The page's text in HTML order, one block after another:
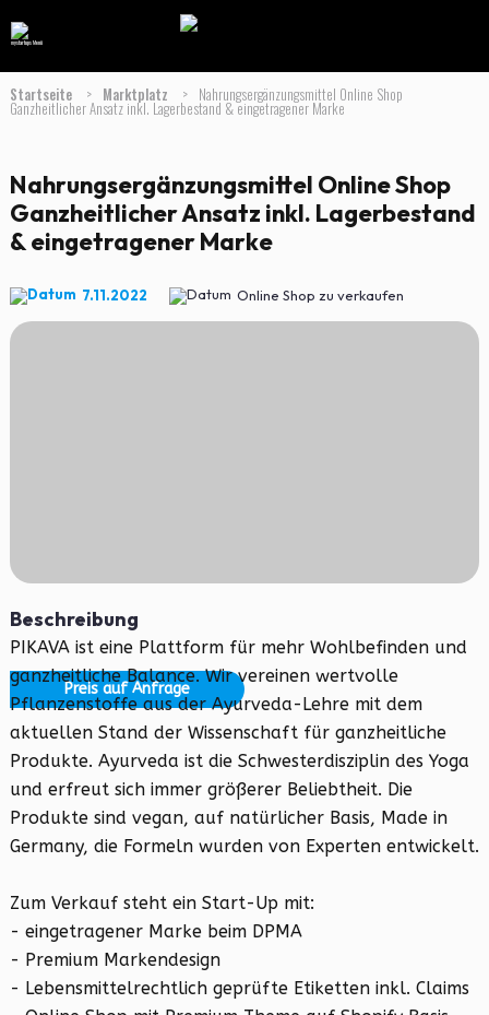
Startseite > Marktplatz > Nahrungsergänzungsmittel Online Shop
Ganzheitlicher Ansatz inkl. Lagerbestand & eingetragener Marke
Nahrungsergänzungsmittel Online Shop
Ganzheitlicher Ansatz inkl. Lagerbestand
& eingetragener Marke
7.11.2022 Online Shop zu verkaufen
Preis auf Anfrage
Beschreibung
PIKAVA ist eine Plattform für mehr Wohlbefinden und
ganzheitliche Balance. Wir vereinen wertvolle
Pflanzenstoffe aus der Ayurveda-Lehre mit dem
aktuellen Stand der Wissenschaft für ganzheitliche
Produkte. Ayurveda ist die Schwesterdisziplin des Yoga
und erfreut sich immer größerer Beliebtheit. Die
Produkte sind vegan, auf natürlicher Basis, Made in
Germany, die Formeln wurden von Experten entwickelt.
Zum Verkauf steht ein Start-Up mit:
- eingetragener Marke beim DPMA
- Premium Markendesign
- Lebensmittelrechtlich geprüfte Etiketten inkl. Claims